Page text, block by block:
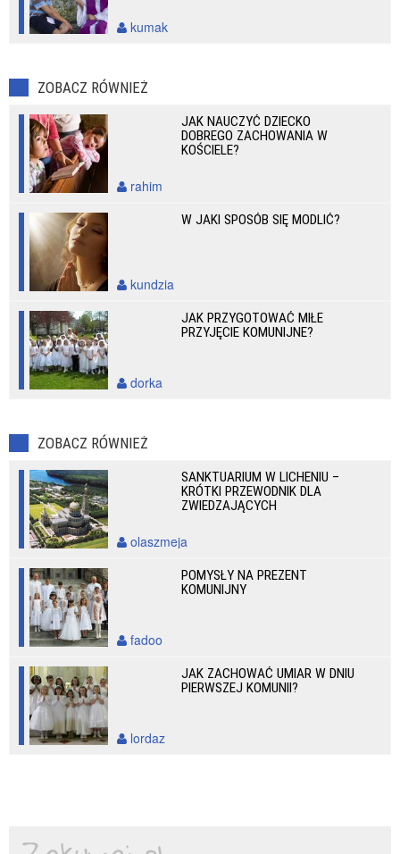
kumak
ZOBACZ RÓWNIEŻ
JAK NAUCZYĆ DZIECKO
DOBREGO ZACHOWANIA W
KOŚCIELE?
rahim
W JAKI SPOSÓB SIĘ MODLIĆ?
kundzia
JAK PRZYGOTOWAĆ MIŁE
PRZYJĘCIE KOMUNIJNE?
dorka
ZOBACZ RÓWNIEŻ
SANKTUARIUM W LICHENIU –
KRÓTKI PRZEWODNIK DLA
ZWIEDZAJĄCYCH
olaszmeja
POMYSŁY NA PREZENT
KOMUNIJNY
fadoo
JAK ZACHOWAĆ UMIAR W DNIU
PIERWSZEJ KOMUNII?
lordaz